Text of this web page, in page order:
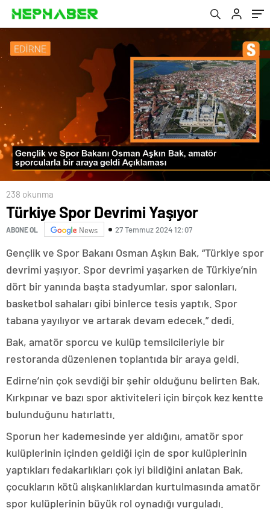
238 okunma
Türkiye Spor Devrimi Yaşıyor
ABONE OL News 27 Temmuz 2024 12:07
Gençlik ve Spor Bakanı Osman Aşkın Bak, “Türkiye spor
devrimi yaşıyor. Spor devrimi yaşarken de Türkiye’nin
dört bir yanında başta stadyumlar, spor salonları,
basketbol sahaları gibi binlerce tesis yaptık. Spor
tabana yayılıyor ve artarak devam edecek.” dedi.
Bak, amatör sporcu ve kulüp temsilcileriyle bir
restoranda düzenlenen toplantıda bir araya geldi.
Edirne’nin çok sevdiği bir şehir olduğunu belirten Bak,
Kırkpınar ve bazı spor aktiviteleri için birçok kez kentte
bulunduğunu hatırlattı.
Sporun her kademesinde yer aldığını, amatör spor
kulüplerinin içinden geldiği için de spor kulüplerinin
yaptıkları fedakarlıkları çok iyi bildiğini anlatan Bak,
çocukların kötü alışkanlıklardan kurtulmasında amatör
spor kulüplerinin büyük rol oynadığı vurguladı.